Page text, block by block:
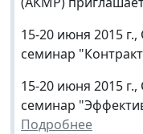
15-20 июня 2015
семинар
15-20 июня 2015
семинар
Подробнее